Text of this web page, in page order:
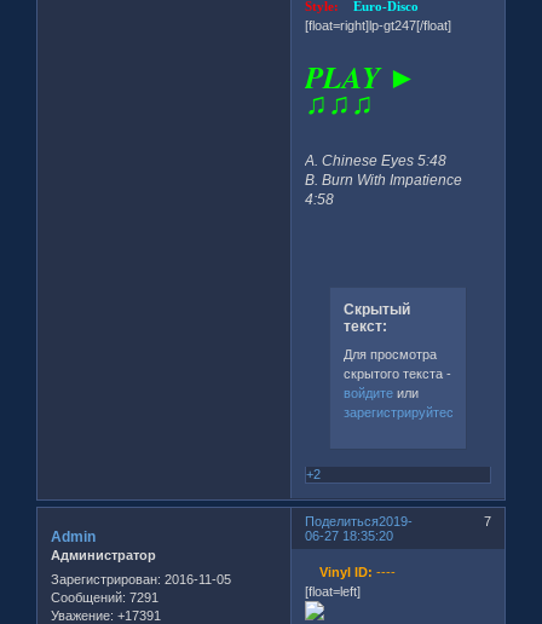
Style:Euro-Disco
[float=right]lp-gt247[/float]
PLAY ►
♫♫♫
A. Chinese Eyes 5:48
B. Burn With Impatience
4:58
Скрытый
текст:
Для просмотра
скрытого текста -
войдитеили
зарегистрируйтесь
+2
Поделиться 7
2019-
06-27 18:35:20
Admin
Администратор
Зарегистрирован: 2016-11-05
Сообщений: 7291
Уважение: +17391
Vinyl ID: ----
[float=left]